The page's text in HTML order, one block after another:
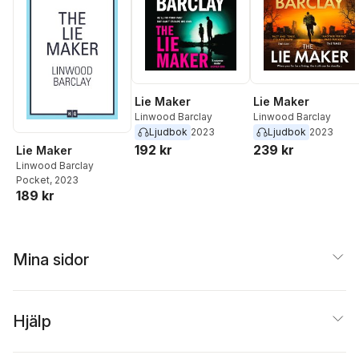
Lie Maker
Linwood Barclay
Pocket, 2023
189 kr
Lie Maker
Linwood Barclay
Ljudbok 2023
192 kr
Lie Maker
Linwood Barclay
Ljudbok 2023
239 kr
Mina sidor
Hjälp